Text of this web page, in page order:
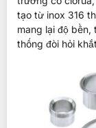
tạo từ inox 316
mang lại độ
thống đòi hỏi